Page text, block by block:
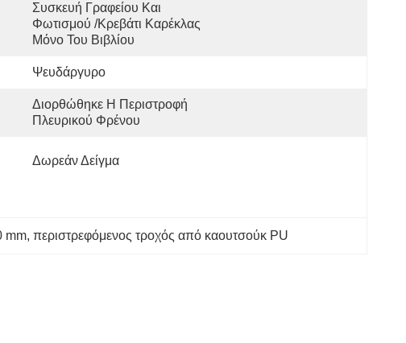
Συσκευή Γραφείου Και
Φωτισμού /Κρεβάτι Καρέκλας
Μόνο Του Βιβλίου
Ψευδάργυρο
Διορθώθηκε Η Περιστροφή
Πλευρικού Φρένου
Δωρεάν Δείγμα
mm, περιστρεφόμενος τροχός από καουτσούκ PU